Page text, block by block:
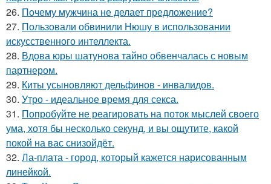
26. Почему мужчина не делает предложение?
27. Пользовали обвинили Нюшу в использовании
искусственного интеллекта.
28. Вдова юры шатунова тайно обвенчалась с новым
партнером.
29. Киты усыновляют дельфинов - инвалидов.
30. Утро - идеальное время для секса.
31. Попробуйте не реагировать на поток мыслей своего
ума, хотя бы несколько секунд, и вы ощутите, какой
покой на вас снизойдёт.
32. Ла-плата - город, который кажется нарисованным
линейкой.